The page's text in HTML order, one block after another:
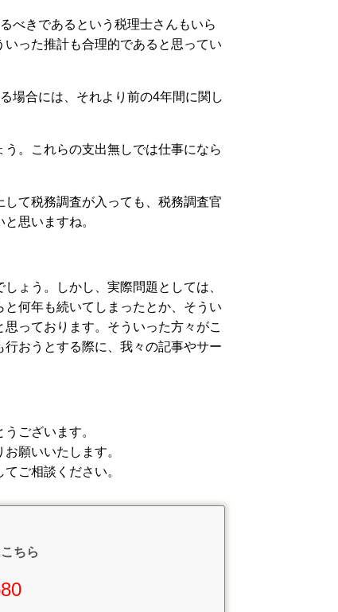
べきであるという税理士さんもいら
った推計も合理的であると思ってい
場合には、それより前の4年間に関し
。これらの支出無しでは仕事になら
て税務調査が入っても、税務調査官
思いますね。
ょう。しかし、実際問題としては、
何年も続いてしまったとか、そうい
っております。そういった方々がこ
おうとする際に、我々の記事やサー
ございます。
願いいたします。
ご相談ください。
ちら